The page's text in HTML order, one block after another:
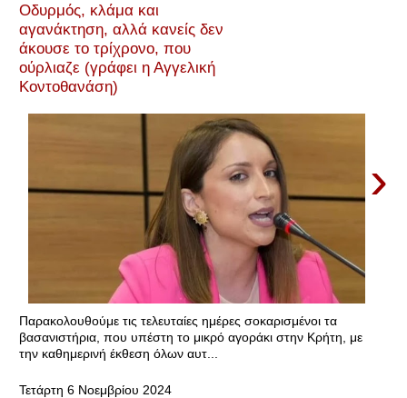
Οδυρμός, κλάμα και
αγανάκτηση, αλλά κανείς δεν
άκουσε το τρίχρονο, που
ούρλιαζε (γράφει η Αγγελική
Κοντοθανάση)
›
Παρακολουθούμε τις τελευταίες ημέρες σοκαρισμένοι τα
βασανιστήρια, που υπέστη το μικρό αγοράκι στην Κρήτη, με
την καθημερινή έκθεση όλων αυτ...
Τετάρτη 6 Νοεμβρίου 2024